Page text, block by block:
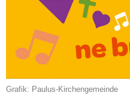
Grafik: Paulus-Kirchengemeinde